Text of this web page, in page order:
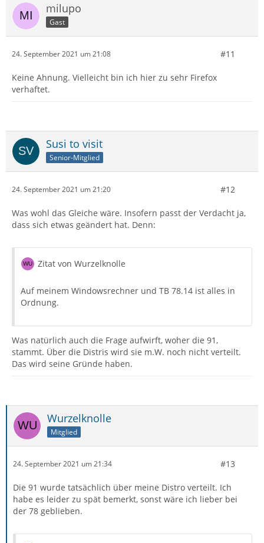
milupo
Gast
24. September 2021 um 21:08 #11
Keine Ahnung. Vielleicht bin ich hier zu sehr Firefox
verhaftet.
Susi to visit
Senior-Mitglied
24. September 2021 um 21:20 #12
Was wohl das Gleiche wäre. Insofern passt der Verdacht ja,
dass sich etwas geändert hat. Denn:
Zitat von Wurzelknolle
Auf meinem Windowsrechner und TB 78.14 ist alles in
Ordnung.
Was natürlich auch die Frage aufwirft, woher die 91,
stammt. Über die Distris wird sie m.W. noch nicht verteilt.
Das wird seine Gründe haben.
Wurzelknolle
Mitglied
24. September 2021 um 21:34 #13
Die 91 wurde tatsächlich über meine Distro verteilt. Ich
habe es leider zu spät bemerkt, sonst wäre ich lieber bei
der 78 geblieben.